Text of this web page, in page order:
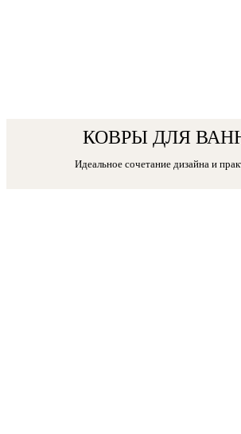
КОВРЫ ДЛЯ
Идеальное сочетание дизайна и